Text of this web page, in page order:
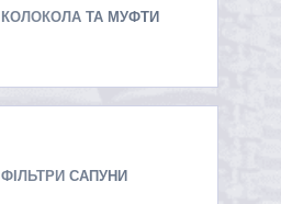
КОЛОКОЛА ТА МУФТИ
ФІЛЬТРИ САПУНИ